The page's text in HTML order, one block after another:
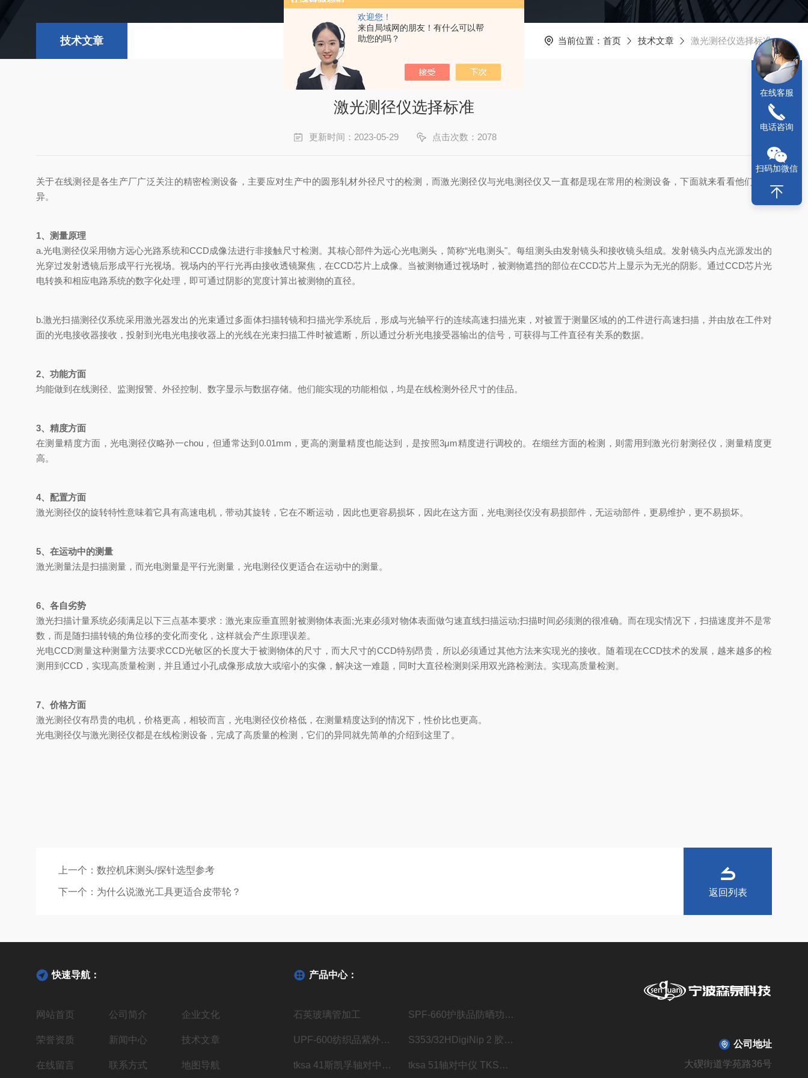
欢迎您！
来自局域网的朋友！有什么可以帮
助您的吗？
技术文章 当前位置： 首页 技术文章 激光测径仪选择标准
激光测径仪选择标准
更新时间：2023-05-29 点击次数：2078
关于在线测径是各生产厂广泛关注的精密检测设备，主要应对生产中的圆形轧材外径尺寸的检测，而激光测径仪与光电测径仪又一直都是现在常用的检测设备，下面就来看看他们的差
异。
1、测量原理
a.光电测径仪采用物方远心光路系统和CCD成像法进行非接触尺寸检测。其核心部件为远心光电测头，简称“光电测头"。每组测头由发射镜头和接收镜头组成。发射镜头内点光源发出的
光穿过发射透镜后形成平行光视场。视场内的平行光再由接收透镜聚焦，在CCD芯片上成像。当被测物通过视场时，被测物遮挡的部位在CCD芯片上显示为无光的阴影。通过CCD芯片光
电转换和相应电路系统的数字化处理，即可通过阴影的宽度计算出被测物的直径。
b.激光扫描测径仪系统采用激光器发出的光束通过多面体扫描转镜和扫描光学系统后，形成与光轴平行的连续高速扫描光束，对被置于测量区域的的工件进行高速扫描，并由放在工件对
面的光电接收器接收，投射到光电光电接收器上的光线在光束扫描工件时被遮断，所以通过分析光电接受器输出的信号，可获得与工件直径有关系的数据。
2、功能方面
均能做到在线测径、监测报警、外径控制、数字显示与数据存储。他们能实现的功能相似，均是在线检测外径尺寸的佳品。
3、精度方面
在测量精度方面，光电测径仪略孙一chou，但通常达到0.01mm，更高的测量精度也能达到，是按照3μm精度进行调校的。在细丝方面的检测，则需用到激光衍射测径仪，测量精度更
高。
4、配置方面
激光测径仪的旋转特性意味着它具有高速电机，带动其旋转，它在不断运动，因此也更容易损坏，因此在这方面，光电测径仪没有易损部件，无运动部件，更易维护，更不易损坏。
5、在运动中的测量
激光测量法是扫描测量，而光电测量是平行光测量，光电测径仪更适合在运动中的测量。
6、各自劣势
激光扫描计量系统必须满足以下三点基本要求：激光束应垂直照射被测物体表面;光束必须对物体表面做匀速直线扫描运动;扫描时间必须测的很准确。而在现实情况下，扫描速度并不是常
数，而是随扫描转镜的角位移的变化而变化，这样就会产生原理误差。
光电CCD测量这种测量方法要求CCD光敏区的长度大于被测物体的尺寸，而大尺寸的CCD特别昂贵，所以必须通过其他方法来实现光的接收。随着现在CCD技术的发展，越来越多的检
测用到CCD，实现高质量检测，并且通过小孔成像形成放大或缩小的实像，解决这一难题，同时大直径检测则采用双光路检测法。实现高质量检测。
7、价格方面
激光测径仪有昂贵的电机，价格更高，相较而言，光电测径仪价格低，在测量精度达到的情况下，性价比也更高。
光电测径仪与激光测径仪都是在线检测设备，完成了高质量的检测，它们的异同就先简单的介绍到这里了。
上一个： 数控机床测头/探针选型参考
下一个： 为什么说激光工具更适合皮带轮？ 返回列表
快速导航：
网站首页 公司简介 企业文化
荣誉资质 新闻中心 技术文章
在线留言 联系方式 地图导航
产品中心：
石英玻璃管加工 SPF-660护肤品防晒功效测试仪
UPF-600纺织品紫外线防护系数分析仪 S353/32HDigiNip 2 胶辊压区检测仪传感器
tksa 41斯凯孚轴对中仪 TKSA 41 tksa 51轴对中仪 TKSA 51
公司地址
大碶街道学苑路36号
在线客服
电话咨询
扫码加微信